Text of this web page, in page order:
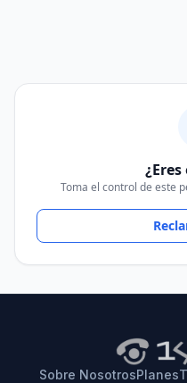
Toma el control de este
Sobre NosotrosPlanes